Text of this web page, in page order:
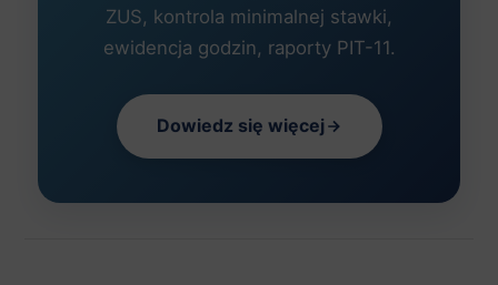
ZUS, kontrola minimalnej stawki,
ewidencja godzin, raporty PIT-11.
Dowiedz się więcej